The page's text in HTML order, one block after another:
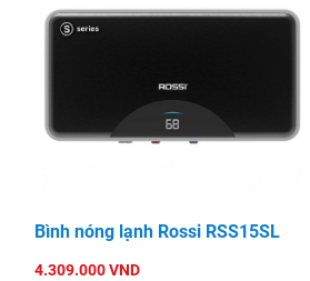
Bình nóng lạnh Rossi RSS15SL
4.309.000 VND